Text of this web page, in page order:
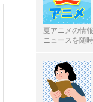
夏アニメの情
ニュースを随